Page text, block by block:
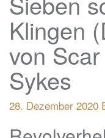
Klingen
von
Sykes
28. Dezember 2020